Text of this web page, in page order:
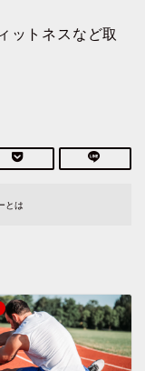
ットネスなど取
とは